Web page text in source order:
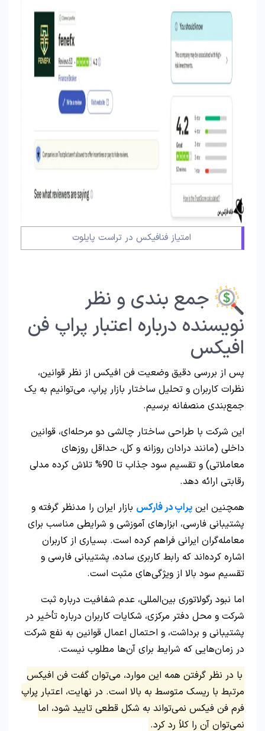
امتیاز فنافیکس در تراست پایلوت
جمع بندی و نظر
نویسنده درباره اعتبار پراپ فن
افیکس
پس از بررسی دقیق وضعیت فن افیکس از نظر قوانین،
نظرات کاربران و تحلیل ساختار بازار پراپ، می‌توانیم به یک
جمع‌بندی منصفانه برسیم.
این شرکت با طراحی ساختار چالشی دو مرحله‌ای، قوانین
داخلی (مانند درادان روزانه و کل، حداقل روزهای
معاملاتی) و تقسیم سود جذاب تا 90% تلاش کرده مدلی
رقابتی ارائه دهد.
همچنین این پراپ در فارکس بازار ایران را مدنظر گرفته و
پشتیبانی فارسی، ابزارهای آموزشی و شرایطی مناسب برای
معامله‌گران ایرانی فراهم کرده است. بسیاری از کاربران
اشاره کرده‌اند که رابط کاربری ساده، پشتیبانی فارسی و
تقسیم سود بالا از ویژگی‌های مثبت است.
اما نبود رگولاتوری بین‌المللی، عدم شفافیت درباره ثبت
شرکت و محل دفتر مرکزی، شکایات کاربران درباره تأخیر در
پشتیبانی و برداشت، و احتمال اعمال قوانین به نفع شرکت
در زمان‌هایی که شرایط برای آن‌ها مطلوب نیست.
با در نظر گرفتن همه این موارد، می‌توان گفت فن افیکس
مرتبط با ریسک متوسط به بالا است. در نهایت، اعتبار پراپ
فرم فن فیکس نمی‌تواند به شکل قطعی تایید شود، اما
نمی‌توان آن را کلاً رد کرد.